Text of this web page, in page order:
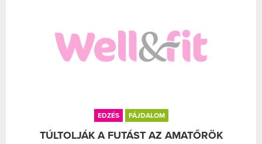
EDZÉS FÁJDALOM
TÚLTOLJÁK A FUTÁST AZ AMATŐRÖK